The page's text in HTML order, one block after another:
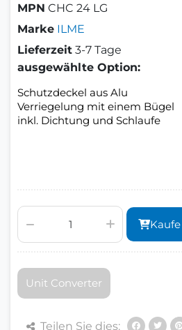
MPN CHC 24 LG
Marke ILME
Lieferzeit 3-7 Tage
ausgewählte Option:
Schutzdeckel aus Alu
Verriegelung mit einem Bügel
inkl. Dichtung und Schlaufe
Unit Converter
Teilen Sie dies: